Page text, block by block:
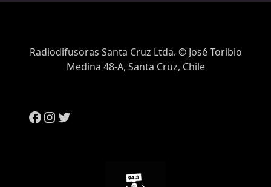
Radiodifusoras Santa Cruz Ltda. © José Toribio
Medina 48-A, Santa Cruz, Chile